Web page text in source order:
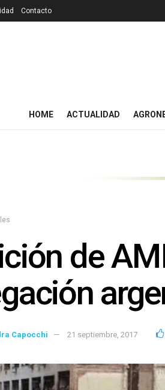
Contacto
HOME ACTUALIDAD
de
Capocchi 21 septiembre, 2017